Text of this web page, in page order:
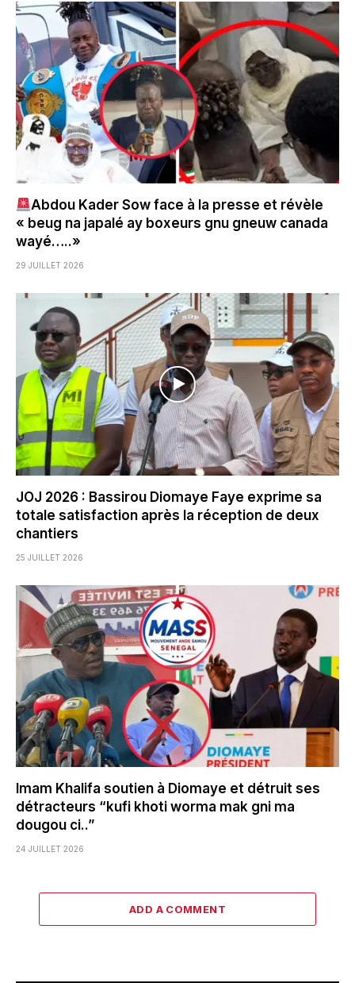
Abdou Kader Sow face à la presse et révèle
« beug na japalé ay boxeurs gnu gneuw canada
wayé…..»
29 JUILLET 2026
JOJ 2026 : Bassirou Diomaye Faye exprime sa
totale satisfaction après la réception de deux
chantiers
25 JUILLET 2026
Imam Khalifa soutien à Diomaye et détruit ses
détracteurs “kufi khoti worma mak gni ma
dougou ci..”
24 JUILLET 2026
ADD A COMMENT